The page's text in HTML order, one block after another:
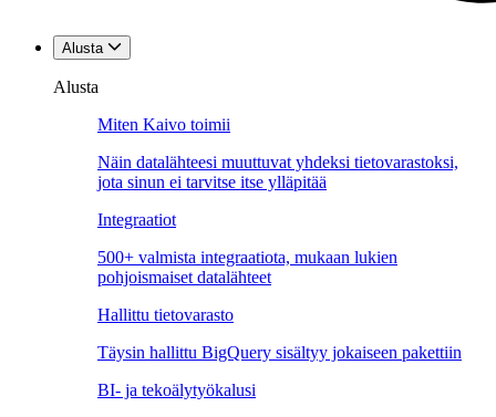
Alusta
Alusta
Miten Kaivo toimii
Näin datalähteesi muuttuvat yhdeksi tietovarastoksi,
jota sinun ei tarvitse itse ylläpitää
Integraatiot
500+ valmista integraatiota, mukaan lukien
pohjoismaiset datalähteet
Hallittu tietovarasto
Täysin hallittu BigQuery sisältyy jokaiseen pakettiin
BI- ja tekoälytyökalusi